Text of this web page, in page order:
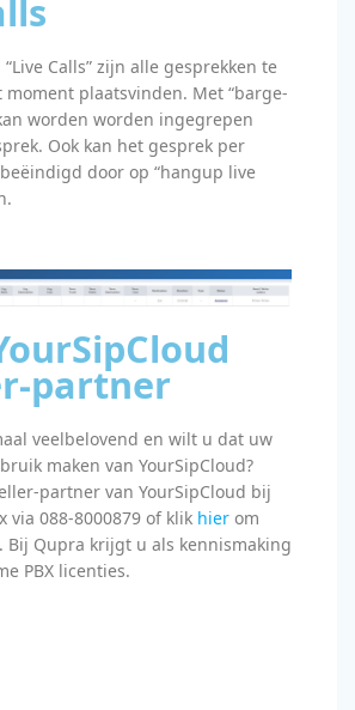
“Live Calls” zijn alle gesprekken te
plaatsvinden. Met “barge-
worden worden ingegrepen
Ook kan het gesprek per
door op “hangup live
partner
veelbelovend en wilt u dat uw
maken van YourSipCloud?
partner van YourSipCloud bij
via 088-8000879 of klik hier om
Bij Qupra krijgt u als kennismaking
PBX licenties.